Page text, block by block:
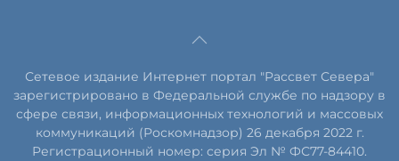
Сетевое издание Интернет портал "Рассвет Севера"
зарегистрировано в Федеральной службе по надзору в
сфере связи, информационных технологий и массовых
коммуникаций (Роскомнадзор) 26 декабря 2022 г.
Регистрационный номер: серия Эл № ФС77-84410.